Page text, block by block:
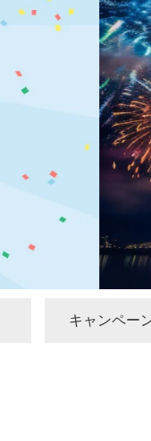
キャンペー